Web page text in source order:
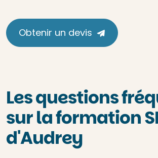
Obtenir un devis
Les questions
sur la formation
d'Audrey